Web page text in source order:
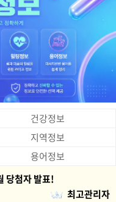
건강정보
지역정보
용어정보
당첨자 발표!
최고관리자